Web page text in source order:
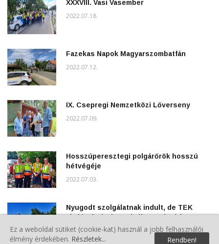
XXXVIII. Vasi Vasember
2022.07.18.
Fazekas Napok Magyarszombatfán
2022.07.12.
IX. Csepregi Nemzetközi Lőverseny
2022.07.09.
Hosszúperesztegi polgárőrök hosszú
hétvégéje
2022.07.03.
Nyugodt szolgálatnak indult, de TEK
akcióval zárult szolgálat a Sárvári
járásban
2022.06.20.
Ez a weboldal sütiket (cookie-kat) használ a jobb felhasználói
élmény érdekében. Részletek... Rendben!